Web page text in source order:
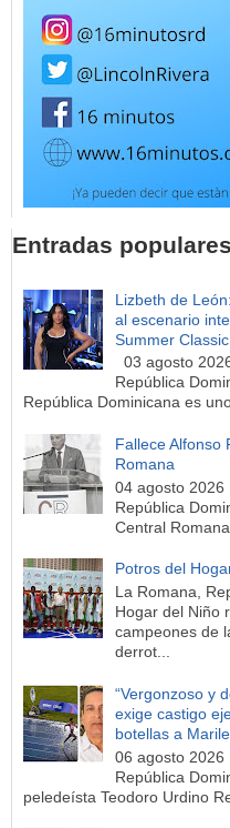
Entradas populares
Lizbeth de
al escenario
Summer
03 agosto
República
República Dominicana es
Fallece Alfonso
Romana
04 agosto 2026
República
Central
Potros del
La Romana,
Hogar del Niño
campeones de
derrot...
“Vergonzoso y
exige castigo
botellas a
06 agosto 2026
República
peledeísta Teodoro Urdino